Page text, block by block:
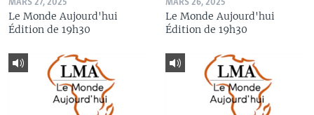
MARS 27, 2025
Le Monde Aujourd'hui
Édition de 19h30
MARS 26, 2025
Le Monde Aujourd'hui
Édition de 19h30